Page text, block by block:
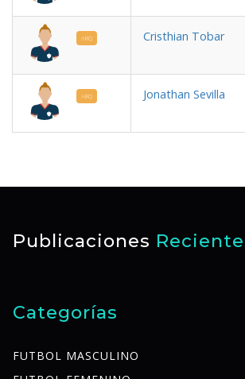
ARQ Cristhian Tobar
ARQ Jonathan Sevilla
Publicaciones
Categorías
FUTBOL MASCULINO